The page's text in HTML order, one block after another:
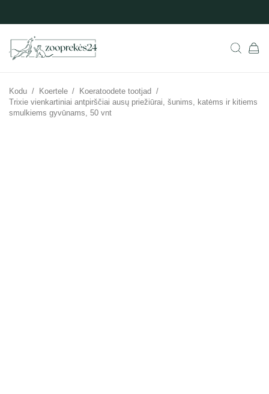
Kodu / Koertele / Koeratoodete tootjad /
Trixie vienkartiniai antpirščiai ausų priežiūrai, šunims, katėms ir kitiems
smulkiems gyvūnams, 50 vnt